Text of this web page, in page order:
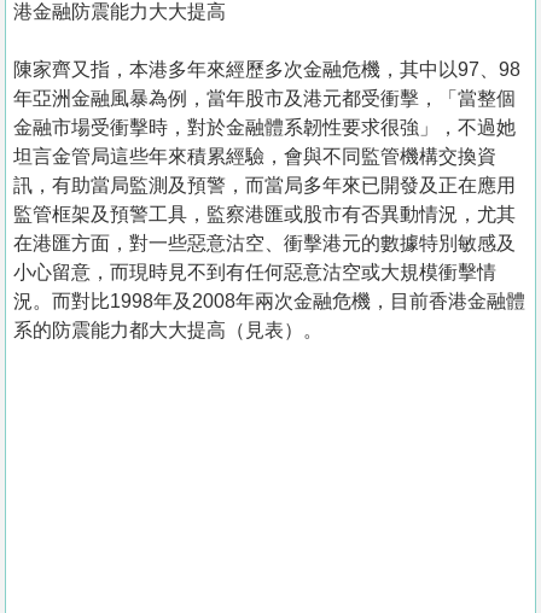
港金融防震能力大大提高
陳家齊又指，本港多年來經歷多次金融危機，其中以97、98
年亞洲金融風暴為例，當年股市及港元都受衝擊，「當整個
金融市場受衝擊時，對於金融體系韌性要求很強」，不過她
坦言金管局這些年來積累經驗，會與不同監管機構交換資
訊，有助當局監測及預警，而當局多年來已開發及正在應用
監管框架及預警工具，監察港匯或股市有否異動情況，尤其
在港匯方面，對一些惡意沽空、衝擊港元的數據特別敏感及
小心留意，而現時見不到有任何惡意沽空或大規模衝擊情
況。而對比1998年及2008年兩次金融危機，目前香港金融體
系的防震能力都大大提高（見表）。